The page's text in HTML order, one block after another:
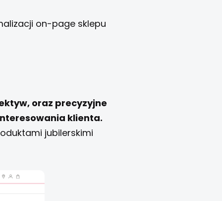
on-page sklepu
oraz precyzyjne
klienta.
jubilerskimi